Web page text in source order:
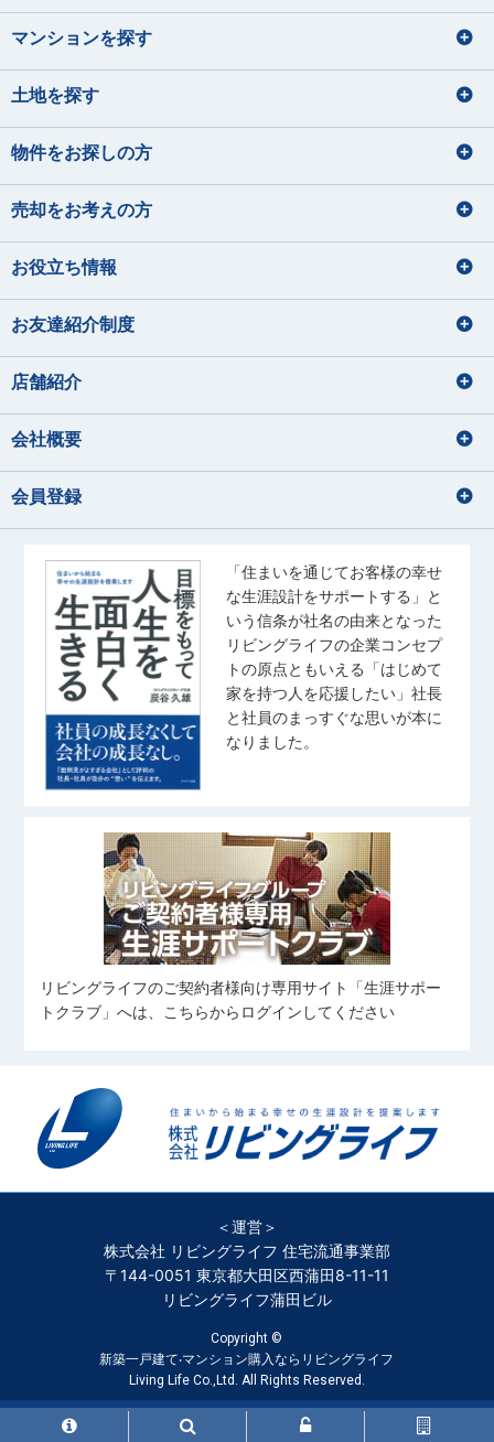
マンションを探す
土地を探す
物件をお探しの方
売却をお考えの方
お役立ち情報
お友達紹介制度
店舗紹介
会社概要
会員登録
「住まいを通じてお客様の幸せ
な生涯設計をサポートする」と
いう信条が社名の由来となった
リビングライフの企業コンセプ
トの原点ともいえる「はじめて
家を持つ人を応援したい」社長
と社員のまっすぐな思いが本に
なりました。
リビングライフのご契約者様向け専用サイト「生涯サポー
トクラブ」へは、こちらからログインしてください
＜運営＞
株式会社 リビングライフ 住宅流通事業部
〒144-0051 東京都大田区西蒲田8-11-11
リビングライフ蒲田ビル
Copyright ©
新築一戸建て‧マンション購入ならリビングライフ
Living Life Co.,Ltd. All Rights Reserved.